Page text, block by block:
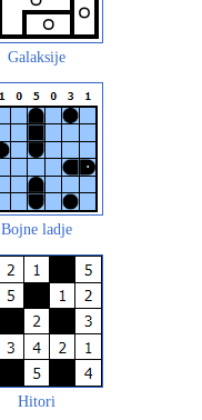
Galaksije
Bojne ladje
Hitori